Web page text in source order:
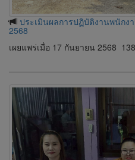
ประเมินผลการปฏิบัติงานพนัก
2568
เผยแพร่เมื่อ 17 กันยายน 2568 138